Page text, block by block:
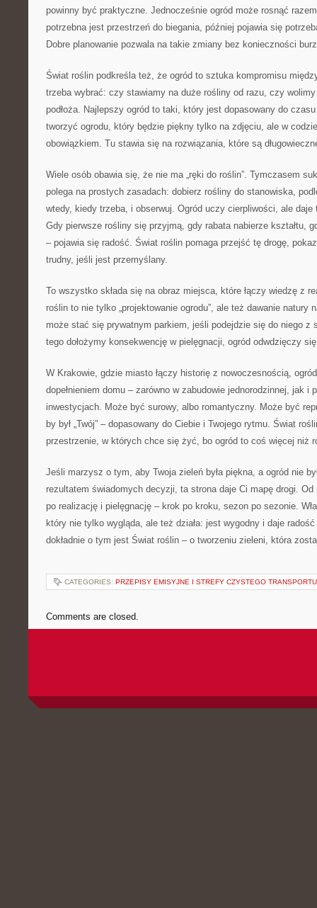
powinny być praktyczne. Jednocześnie ogród może rosnąć
potrzebna jest przestrzeń do biegania, później pojawia się
Dobre planowanie pozwala na takie zmiany bez konieczności
Świat roślin podkreśla też, że ogród to sztuka kompromisu
trzeba wybrać: czy stawiamy na duże rośliny od razu, czy
podłoża. Najlepszy ogród to taki, który jest dopasowany do
tworzyć ogrodu, który będzie piękny tylko na zdjęciu, ale w
obowiązkiem. Tu stawia się na rozwiązania, które są
Wiele osób obawia się, że nie ma „ręki do roślin”. Tymczasem
polega na prostych zasadach: dobierz rośliny do stanowiska,
wtedy, kiedy trzeba, i obserwuj. Ogród uczy cierpliwości, ale
Gdy pierwsze rośliny się przyjmą, gdy rabata nabierze kształtu,
– pojawia się radość. Świat roślin pomaga przejść tę drogę,
trudny, jeśli jest przemyślany.
To wszystko składa się na obraz miejsca, które łączy wiedzę z
roślin to nie tylko „projektowanie ogrodu”, ale też dawanie natury
może stać się prywatnym parkiem, jeśli podejdzie się do niego z
tego dołożymy konsekwencję w pielęgnacji, ogród odwdzięczy
W Krakowie, gdzie miasto łączy historię z nowoczesnością,
dopełnieniem domu – zarówno w zabudowie jednorodzinnej, jak i
inwestycjach. Może być surowy, albo romantyczny. Może być
by był „Twój” – dopasowany do Ciebie i Twojego rytmu. Świat
przestrzenie, w których chce się żyć, bo ogród to coś więcej niż
Jeśli marzysz o tym, aby Twoja zieleń była piękna, a ogród nie
rezultatem świadomych decyzji, ta strona daje Ci mapę drogi.
po realizację i pielęgnację – krok po kroku, sezon po sezonie.
który nie tylko wygląda, ale też działa: jest wygodny i daje
dokładnie o tym jest Świat roślin – o tworzeniu zieleni, która
CATEGORIES: PRZEPISY EMISYJNE I STREFY CZYSTEGO TRANSPORTU
Comments are closed.